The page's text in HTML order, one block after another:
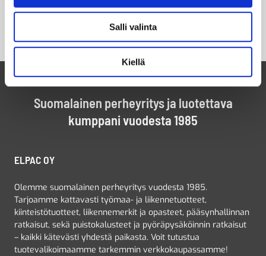
Salli valinta
Kiellä
Suomalainen perheyritys ja luotettava
kumppani vuodesta 1985
ELPAC OY
Olemme suomalainen perheyritys vuodesta 1985.
Tarjoamme kattavasti työmaa- ja liikennetuotteet,
kiinteistötuotteet, liikennemerkit ja opasteet, pääsynhallinnan
ratkaisut, sekä puistokalusteet ja pyöräpysäköinnin ratkaisut
– kaikki kätevästi yhdestä paikasta. Voit tutustua
tuotevalikoimaamme tarkemmin verkkokaupassamme!